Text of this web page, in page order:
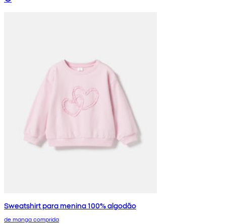
Sweatshirt para menina 100% algodão
de manga comprida